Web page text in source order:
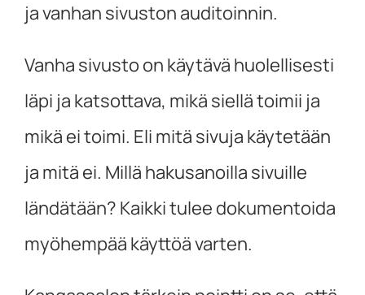
ja vanhan sivuston auditoinnin.
Vanha sivusto on käytävä huolellisesti
läpi ja katsottava, mikä siellä toimii ja
mikä ei toimi. Eli mitä sivuja käytetään
ja mitä ei. Millä hakusanoilla sivuille
ländätään? Kaikki tulee dokumentoida
myöhempää käyttöä varten.